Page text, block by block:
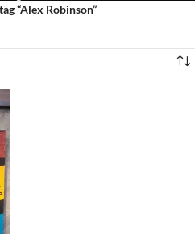
“Alex Robinson”